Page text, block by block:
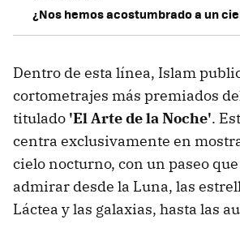
¿Nos hemos acostumbrado a un
Dentro de esta línea, Islam
cortometrajes más premiados
titulado 'El Arte de la Noche'.
centra exclusivamente en
cielo nocturno, con un paseo
admirar desde la Luna, las
Láctea y las galaxias, hasta las